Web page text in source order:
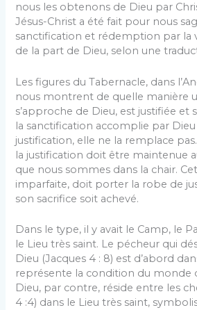
nous les obtenons de Dieu par
Jésus-Christ a été fait pour nous
sanctification et rédemption par
de la part de Dieu, selon une
Les figures du Tabernacle, dans
nous montrent de quelle manière
s’approche de Dieu, est justifiée et
la sanctification accomplie par Dieu
justification, elle ne la remplace pas.
la justification doit être maintenue
que nous sommes dans la chair.
imparfaite, doit porter la robe de
son sacrifice soit achevé.
Dans le type, il y avait le Camp, le
le Lieu très saint. Le pécheur qui
Dieu (Jacques 4 : 8) est d’abord
représente la condition du monde
Dieu, par contre, réside entre les
4 :4) dans le Lieu très saint,